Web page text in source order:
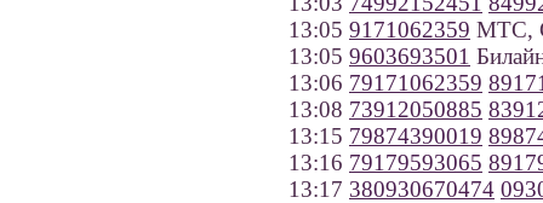
13:05 9171062359 МТС,
13:05 9603693501
13:06 79171062359
13:08 73912050885
13:15 79874390019
13:16 79179593065
13:17 380930670474